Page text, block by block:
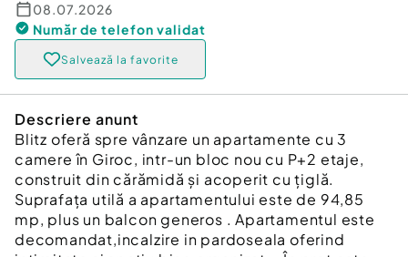
08.07.2026
Număr de telefon validat
Salvează la favorite
Descriere anunt
Blitz oferă spre vânzare un apartamente cu 3
camere în Giroc, intr-un bloc nou cu P+2 etaje,
construit din cărămidă și acoperit cu țiglă.
Suprafața utilă a apartamentului este de 94,85
mp, plus un balcon generos . Apartamentul este
decomandat,incalzire in pardoseala oferind